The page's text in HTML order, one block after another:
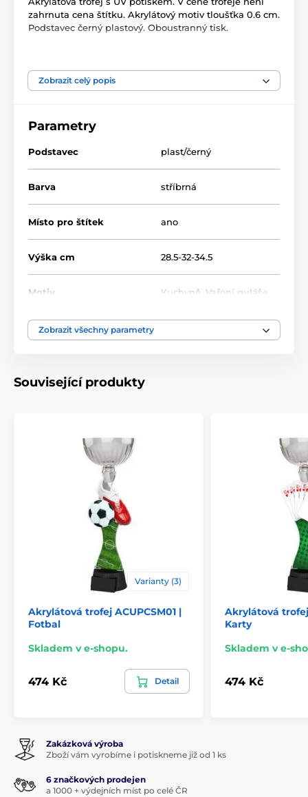
zahrnuta cena štítku. Akrylátový motiv tloušťka 0.6 cm.
Podstavec černý plastový. Oboustranný tisk.
Produkt je zařazen v kategoriích
Akrylátové trofeje
Zobrazit celý popis
Parametry
Podstavec plast/černý
Barva stříbrná
Místo pro štítek ano
Výška cm 28.5-32-34.5
Motiv Kuchyně Vaření guláše
Typ ocenění
Zobrazit všechny parametry
Související produkty
Varianty (3)
Akrylátová trofej ACUPCSM01 |
Fotbal
Skladem v e-shopu.
474 Kč Detail
Akrylátová trofej
Karty
Skladem v e-
474 Kč
Zakázková výroba
Zboží vám vyrobíme i potiskneme již od 1 ks
6 značkových prodejen
a 1000 + výdejních míst po celé ČR